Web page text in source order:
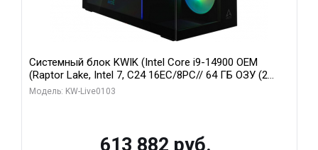
Системный блок KWIK (Intel Core i9-14900 OEM
(Raptor Lake, Intel 7, C24 16EC/8PC// 64 ГБ ОЗУ (2
модуля)/ Afox RTX4090 24GB GDDR6X 384-Bit 3xDP
Модель: KW-Live0103
613 882 руб.